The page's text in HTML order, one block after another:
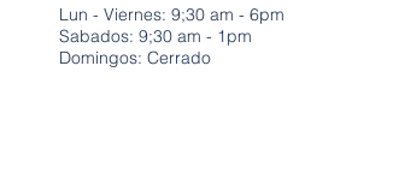
Lun - Viernes: 9;30 am - 6pm
Sabados: 9;30 am - 1pm
Domingos: Cerrado